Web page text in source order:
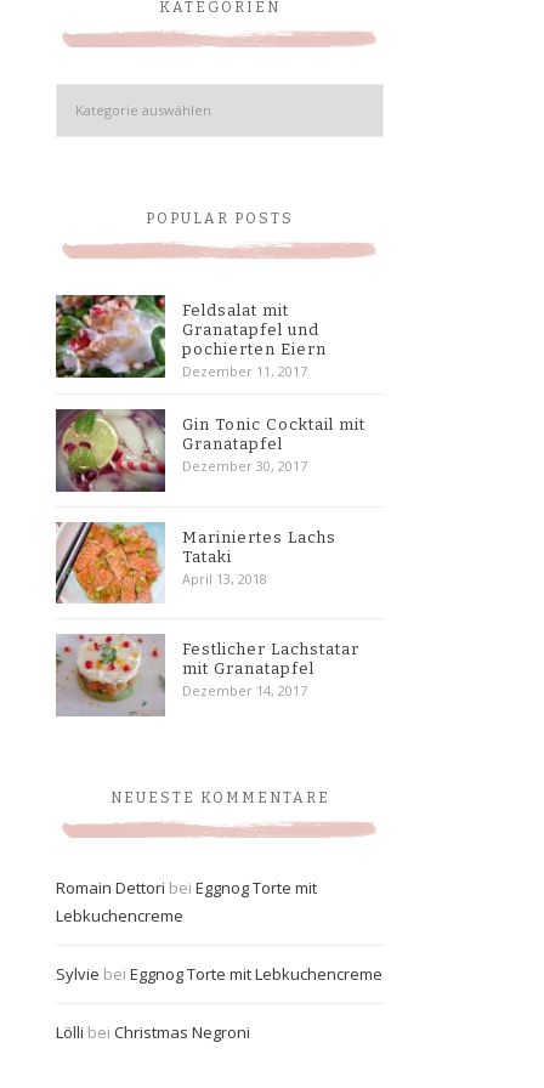
KATEGORIEN
Kategorien
POPULAR POSTS
Feldsalat mit
Granatapfel und
pochierten Eiern
Dezember 11, 2017
Gin Tonic Cocktail mit
Granatapfel
Dezember 30, 2017
Mariniertes Lachs
Tataki
April 13, 2018
Festlicher Lachstatar
mit Granatapfel
Dezember 14, 2017
NEUESTE KOMMENTARE
Romain Dettori bei Eggnog Torte mit
Lebkuchencreme
Sylvie bei Eggnog Torte mit Lebkuchencreme
Lölli bei Christmas Negroni